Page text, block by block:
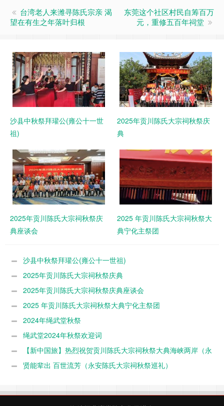
台湾老人来潍寻陈氏宗亲 渴
望在有生之年落叶归根
东莞这个社区村民自筹百万
元，重修五百年祠堂
沙县中秋祭拜瓘公(雍公十一世
祖)
2025年贡川陈氏大宗祠秋祭庆
典
2025年贡川陈氏大宗祠秋祭庆
典座谈会
2025 年贡川陈氏大宗祠秋祭大
典宁化主祭团
沙县中秋祭拜瓘公(雍公十一世祖)
2025年贡川陈氏大宗祠秋祭庆典
2025年贡川陈氏大宗祠秋祭庆典座谈会
2025 年贡川陈氏大宗祠秋祭大典宁化主祭团
2024年绳武堂秋祭
绳武堂2024年秋祭欢迎词
【新中国旅】热烈祝贺贡川陈氏大宗祠秋祭大典海峡两岸（永
安）陈氏文化交流活动圆满成功
贤能辈出 百世流芳（永安陈氏大宗祠秋祭巡礼）